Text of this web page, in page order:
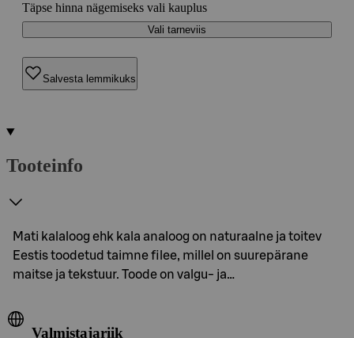
Täpse hinna nägemiseks vali kauplus
Vali tarneviis
Salvesta lemmikuks
Tooteinfo
Mati kalaloog ehk kala analoog on naturaalne ja toitev
Eestis toodetud taimne filee, millel on suurepärane
maitse ja tekstuur. Toode on valgu- ja…
Valmistajariik